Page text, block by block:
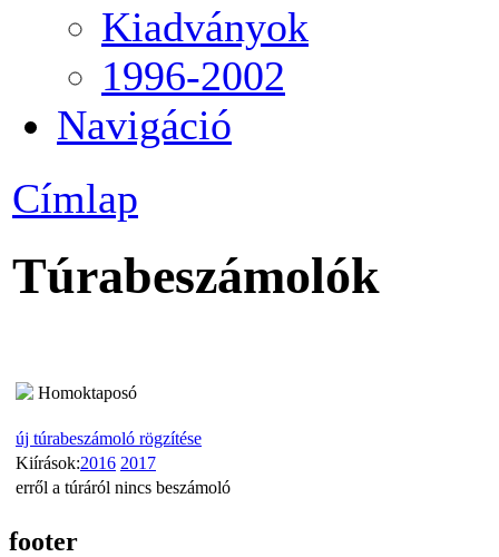
Kiadványok
1996-2002
Navigáció
Címlap
Túrabeszámolók
Homoktaposó
új túrabeszámoló rögzítése
Kiírások:2016 2017
erről a túráról nincs beszámoló
footer